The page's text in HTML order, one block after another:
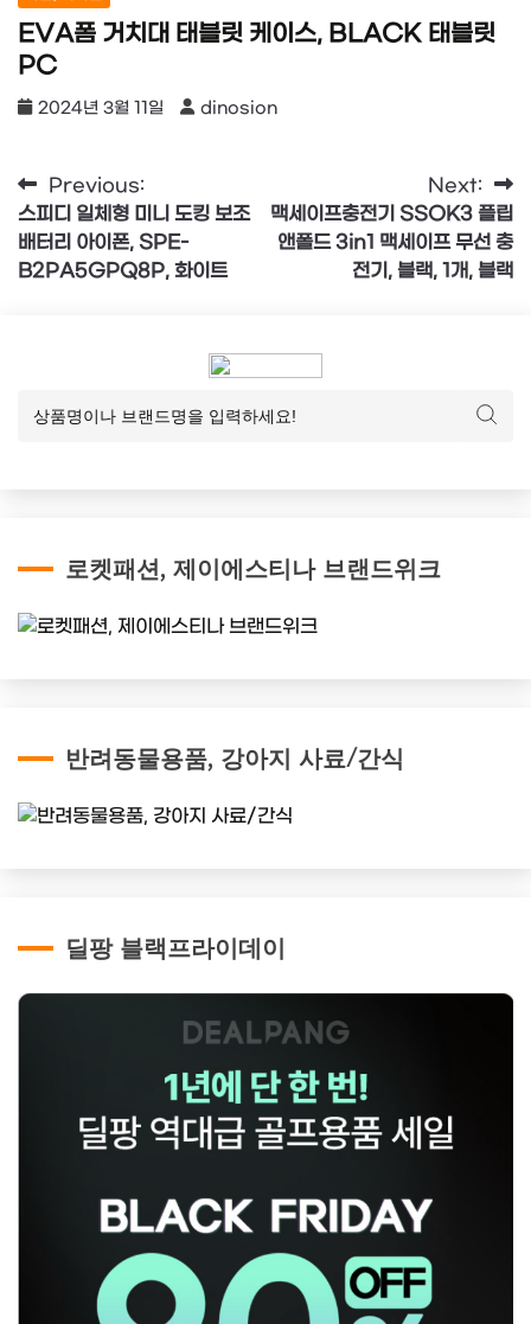
EVA폼 거치대 태블릿 케이스, BLACK 태블릿
PC
2024년 3월 11일 dinosion
글
탐
색
Previous:
스피디 일체형 미니 도킹 보조
배터리 아이폰, SPE-
B2PA5GPQ8P, 화이트
Next:
맥세이프충전기 SSOK3 플립
앤폴드 3in1 맥세이프 무선 충
전기, 블랙, 1개, 블랙
로켓패션, 제이에스티나 브랜드위크
반려동물용품, 강아지 사료/간식
딜팡 블랙프라이데이